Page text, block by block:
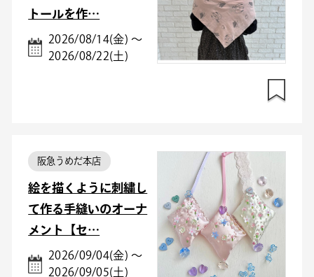
トールを作…
2026/08/14(金) ～
2026/08/22(土)
阪急うめだ本店
絵を描くように刺繍し
て作る手縫いのオーナ
メント【セ…
2026/09/04(金) ～
2026/09/05(土)